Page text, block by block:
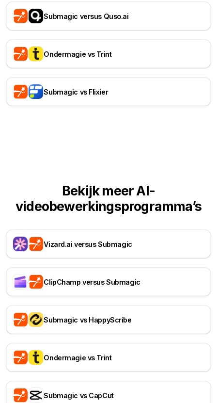
Submagic versus Quso.ai
Ondermagie vs Trint
Submagic vs Flixier
Bekijk meer AI-
videobewerkingsprogramma’s
Vizard.ai versus Submagic
ClipChamp versus Submagic
Submagic vs HappyScribe
Ondermagie vs Trint
Submagic vs CapCut